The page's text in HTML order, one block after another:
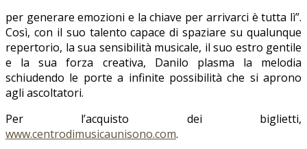
per generare emozioni e la chiave per arrivarci è tutta lì”.
Così, con il suo talento capace di spaziare su qualunque
repertorio, la sua sensibilità musicale, il suo estro gentile
e la sua forza creativa, Danilo plasma la melodia
schiudendo le porte a infinite possibilità che si aprono
agli ascoltatori.
Per l’acquisto dei biglietti,
www.centrodimusicaunisono.com.